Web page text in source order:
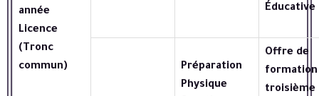
année
Licence
(Tronc
commun)
Éducative
Préparation
Physique
Offre de
formation
troisième